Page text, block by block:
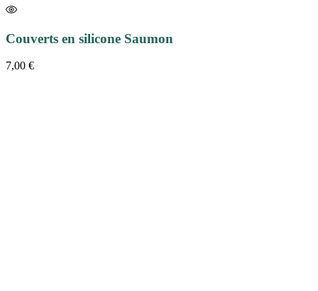
Couverts en silicone Saumon
7,00 €